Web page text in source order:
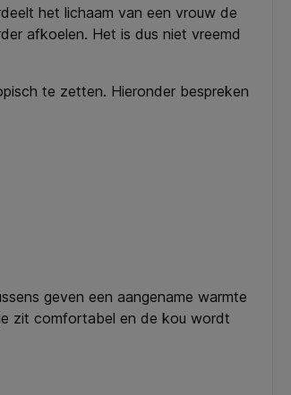
het lichaam van een vrouw de
afkoelen. Het is dus niet vreemd
te zetten. Hieronder bespreken
geven een aangename warmte
zit comfortabel en de kou wordt